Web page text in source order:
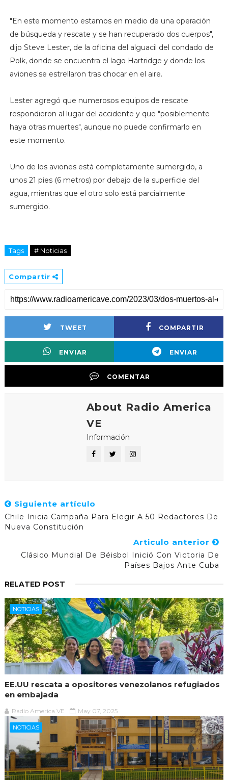
"En este momento estamos en medio de una operación
de búsqueda y rescate y se han recuperado dos cuerpos",
dijo Steve Lester, de la oficina del alguacil del condado de
Polk, donde se encuentra el lago Hartridge y donde los
aviones se estrellaron tras chocar en el aire.
Lester agregó que numerosos equipos de rescate
respondieron al lugar del accidente y que "posiblemente
haya otras muertes", aunque no puede confirmarlo en
este momento.
Uno de los aviones está completamente sumergido, a
unos 21 pies (6 metros) por debajo de la superficie del
agua, mientras que el otro solo está parcialmente
sumergido.
Tags # Noticias
Compartir
TWEET COMPARTIR
ENVIAR ENVIAR
COMENTAR
About Radio America
VE
Información
Siguiente artículo
Chile Inicia Campaña Para Elegir A 50 Redactores De
Nueva Constitución
Articulo anterior
Clásico Mundial De Béisbol Inició Con Victoria De
Países Bajos Ante Cuba
RELATED POST
NOTICIAS
EE.UU rescata a opositores venezolanos refugiados
en embajada
Radio America VE May 07, 2025
NOTICIAS